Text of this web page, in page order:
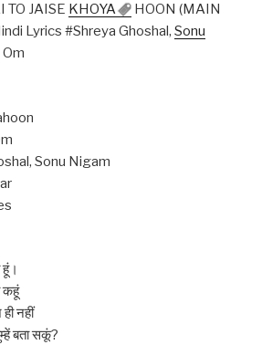
TO JAISE KHOYA
HOON (MAIN
Lyrics #Shreya Ghoshal, Sonu
Om
Sonu Nigam
हूं।
कहूं
नहीं
बता सकूं?